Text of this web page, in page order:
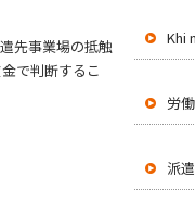
先事業場の抵触
で判断するこ